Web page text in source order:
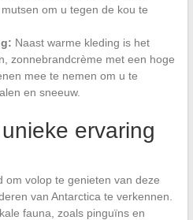
om u tegen de kou te
Naast warme kleding is het
zonnebrandcrème met een hoge
mee te nemen om u te
en sneeuw.
ervaring
om volop te genieten van deze
van Antarctica te verkennen.
fauna, zoals pinguïns en